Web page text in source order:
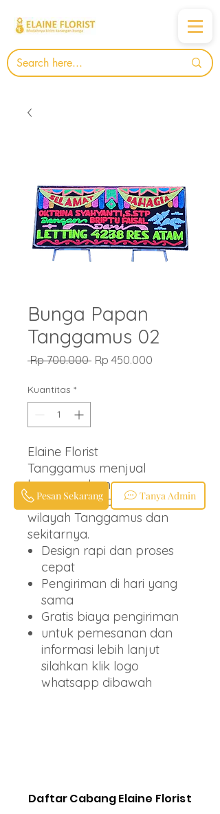
Bunga Papan
Tanggamus 02
Rp 700.000 Harga
Rp 450.000
Kuantitas *
Elaine Florist
Tanggamus menjual
karangan bunga papan
berbagai ucapan untuk
wilayah Tanggamus dan
sekitarnya.
Design rapi dan proses
cepat
Pengiriman di hari yang
sama
Gratis biaya pengiriman
untuk pemesanan dan
informasi lebih lanjut
silahkan klik logo
whatsapp dibawah
Tanya Admin
Pesan Sekarang
Daftar Cabang Elaine Florist